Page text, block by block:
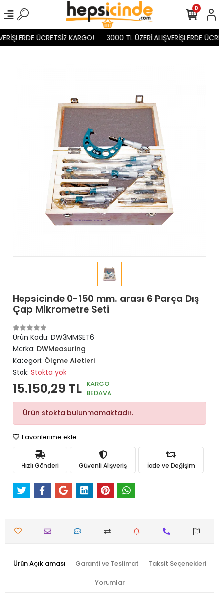
ÜCRETSİZ KARGO! 3000 TL ÜZERİ ALIŞVERİŞLERDE
0
Hepsicinde 0-150 mm. arası 6 Parça Dış
Çap Mikrometre Seti
Ürün Kodu: DW3MMSET6
Marka: DWMeasuring
Kategori: Ölçme Aletleri
Stok: Stokta yok
15.150,29 TL KARGO
BEDAVA
Ürün stokta bulunmamaktadır.
Favorilerime ekle
Hızlı Gönderi Güvenli Alışveriş İade ve Değişim
Ürün Açıklaması Garanti ve Teslimat Taksit Seçenekleri
Yorumlar